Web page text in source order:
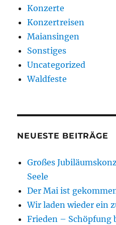
Konzerte
Konzertreisen
Maiansingen
Sonstiges
Uncategorized
Waldfeste
NEUESTE BEITRÄGE
Großes
Seele
Der Mai ist
Wir laden wieder ein
Frieden – Schöpfung